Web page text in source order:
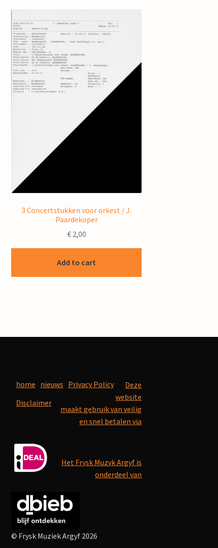
3 Concertstukken voor orkest / J.
Paardekoper
€2,00
Add to cart
home nieuws Privacy Policy
Disclaimer
Deze
website
maakt gebruik van veilig
en snel betalen via
Het Frysk Muzyk Argyf is
onderdeel van
© Frysk Muziek Argyf 2026